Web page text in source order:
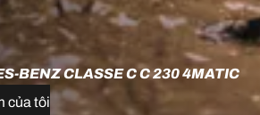
BENZ CLASSE C C 230 4MATIC
của tôi